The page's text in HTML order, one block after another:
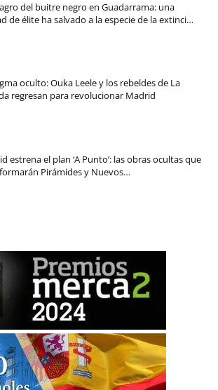
del buitre negro en Guadarrama: una
de élite ha salvado a la especie de la extinci…
oculto: Ouka Leele y los rebeldes de La
regresan para revolucionar Madrid
estrena el plan ‘A Punto’: las obras ocultas que
Pirámides y Nuevos…